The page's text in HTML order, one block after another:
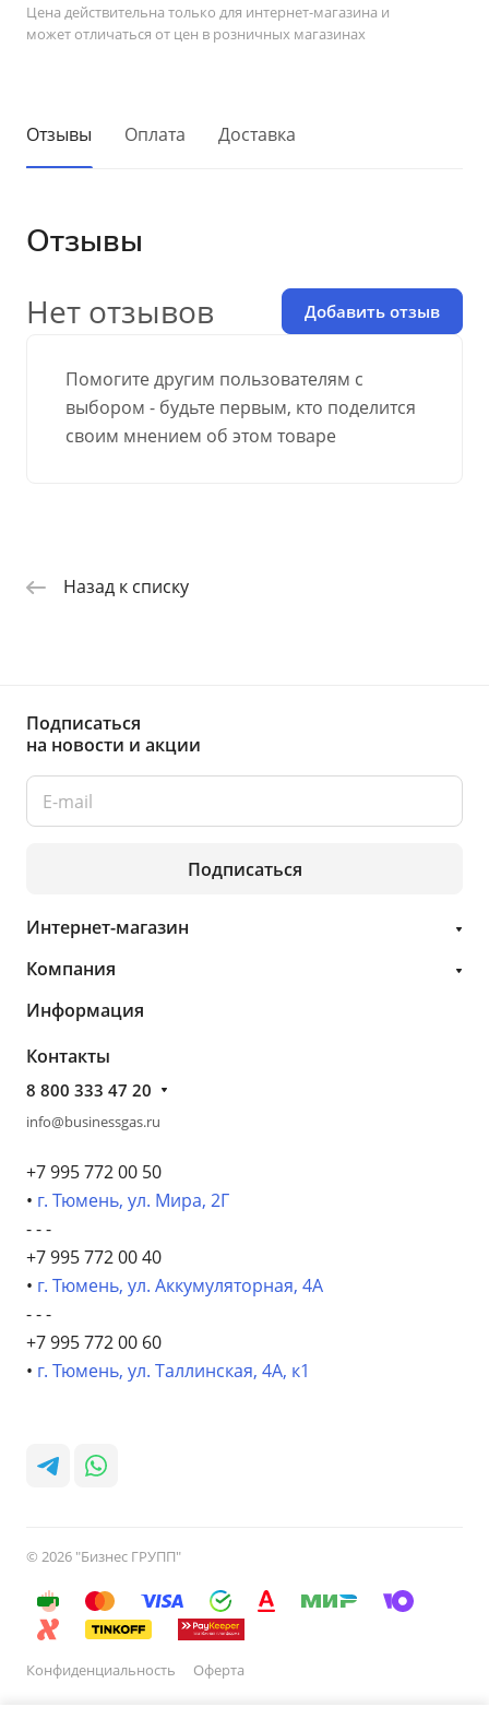
Цена действительна только для интернет-магазина и
может отличаться от цен в розничных магазинах
Отзывы Оплата Доставка
Отзывы
Помогите другим пользователям с
выбором - будьте первым, кто поделится
своим мнением об этом товаре
Нет отзывов Добавить отзыв
Назад к списку
Подписаться
на новости и акции
Подписаться
Интернет-магазин
Компания
Информация
Контакты
8 800 333 47 20
info@businessgas.ru
+7 995 772 00 50
• г. Тюмень, ул. Мира, 2Г
- - -
+7 995 772 00 40
• г. Тюмень, ул. Аккумуляторная, 4А
- - -
+7 995 772 00 60
• г. Тюмень, ул. Таллинская, 4А, к1
© 2026 "Бизнес ГРУПП"
Конфиденциальность Оферта